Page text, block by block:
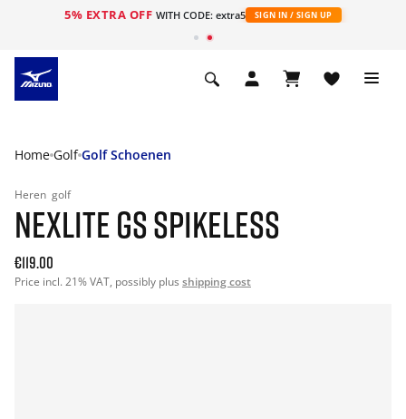
5% EXTRA OFF WITH CODE: extra5 SIGN IN / SIGN UP
Home Golf Golf Schoenen
Heren golf
NEXLITE GS SPIKELESS
€119.00
Price incl. 21% VAT, possibly plus shipping cost